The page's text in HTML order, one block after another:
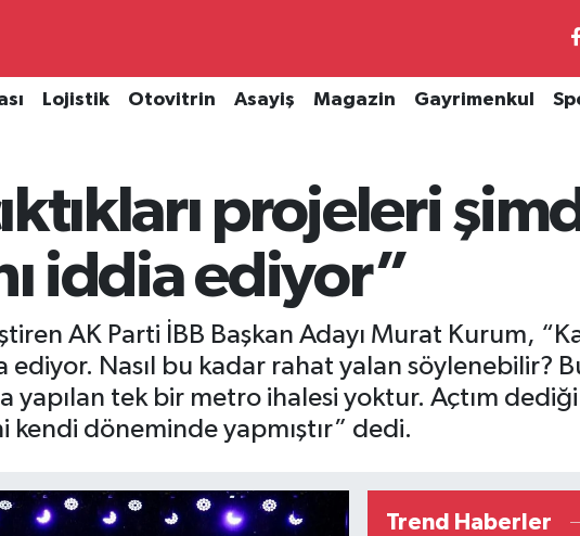
Lojistik Otovitrin Asayiş Magazin Gayrimenkul
projeleri
iddia ediyor”
AK Parti İBB Başkan Adayı Murat Kurum,
ediyor. Nasıl bu kadar rahat yalan söylenebilir?
yapılan tek bir metro ihalesi yoktur. Açtım
kendi döneminde yapmıştır” dedi.
Trend Haberler